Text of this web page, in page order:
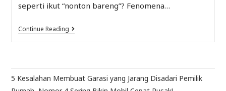
seperti ikut “nonton bareng”? Fenomena…
Continue Reading
5 Kesalahan Membuat Garasi yang Jarang Disadari Pemilik